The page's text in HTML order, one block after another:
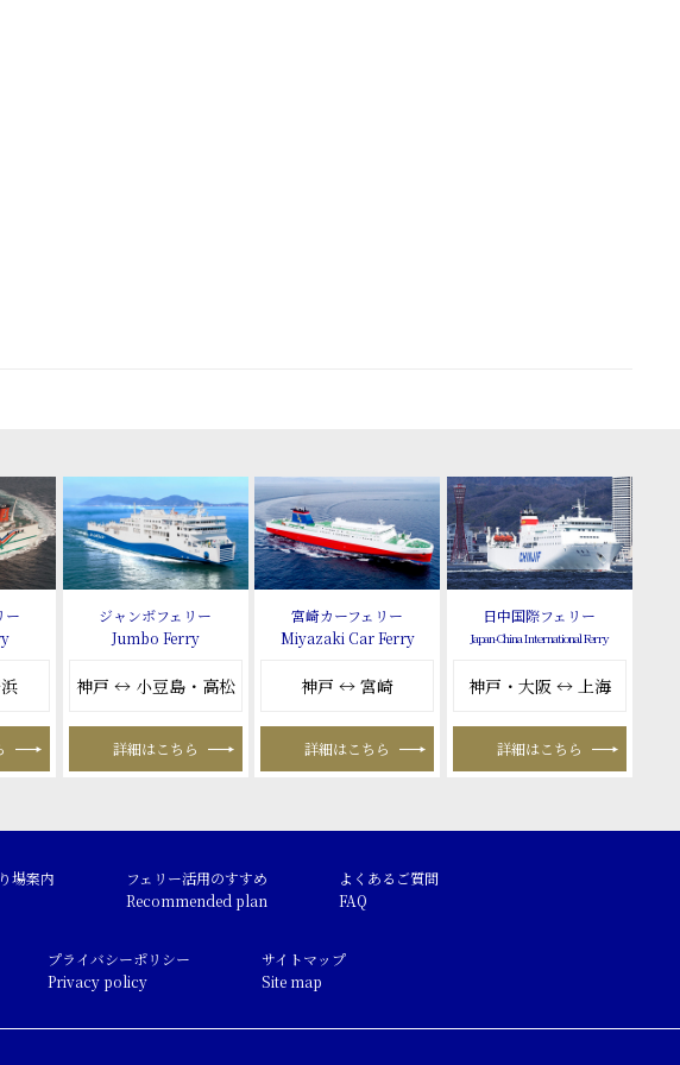
ー
ジャンボフェリー
Jumbo Ferry
神戸 ↔ 小豆島・高松
詳細はこちら
宮崎カーフェリー
Miyazaki Car Ferry
神戸 ↔ 宮崎
詳細はこちら
日中国際フェリー
Japan-China International Ferry
神戸・大阪 ↔ 上海
詳細はこちら
場案内
フェリー活用のすすめ
Recommended plan
よくあるご質問
FAQ
プライバシーポリシー
Privacy policy
サイトマップ
Site map